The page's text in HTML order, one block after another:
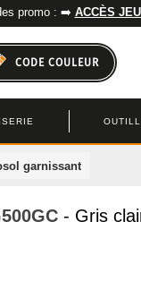
promo : ➡️ ACCÈS
CODE COULEUR
garnissant
- Gris